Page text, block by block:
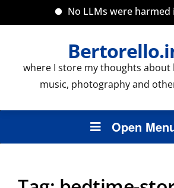
No LLMs were harmed
where I store my thoughts about
music, photography and
Open